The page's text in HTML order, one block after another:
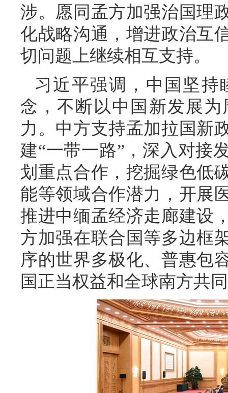
涉。愿同孟方加强治国理
化战略沟通，增进政治互
切问题上继续相互支持。
习近平强调，中国坚持
念，不断以中国新发展
力。中方支持孟加拉国新
建“一带一路”，深入对接
划重点合作，挖掘绿色低
能等领域合作潜力，开展
推进中缅孟经济走廊建设
方加强在联合国等多边框
序的世界多极化、普惠包
国正当权益和全球南方共